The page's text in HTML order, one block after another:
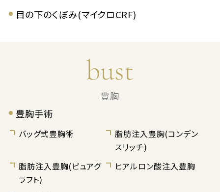
目の下のくぼみ(マイクロCRF)
bust
豊胸
豊胸手術
バッグ式豊胸術
脂肪注入豊胸(コンデン
スリッチ)
脂肪注入豊胸(ピュアグ
ラフト)
ヒアルロン酸注入豊胸